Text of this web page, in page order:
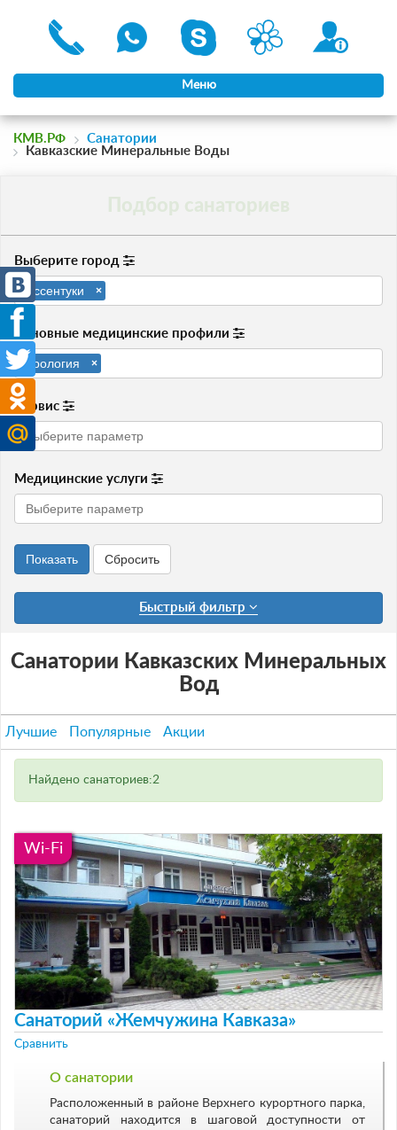
Меню
КМВ.РФ
Санатории
Кавказские Минеральные Воды
Подбор санаториев
Выберите город
Ессентуки ×
Основные медицинские профили
Урология ×
Сервис
Медицинские услуги
Быстрый фильтр
Санатории Кавказских Минеральных
Вод
Лучшие Популярные Акции
Найдено санаториев:2
Wi-Fi
Санаторий «Жемчужина Кавказа»
Сравнить
О санатории
Расположенный в районе Верхнего курортного парка,
санаторий находится в шаговой доступности от